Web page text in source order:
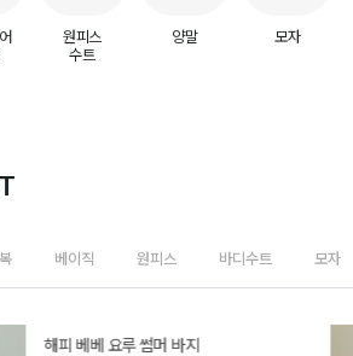
원피스
수트
양말 모자
베이직 원피스 바디수트 모자
[SIZE ~6Y] 델린 린넨 바지